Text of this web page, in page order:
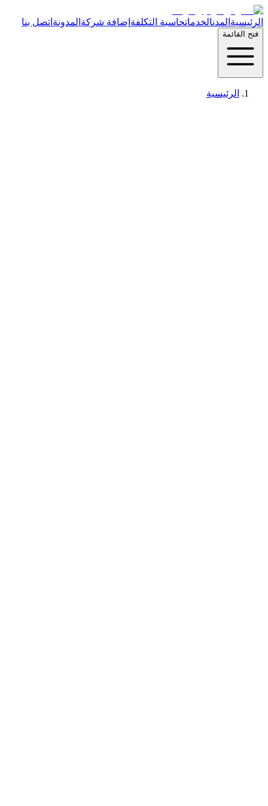
الرئيسية المدنالخدماتحاسبة التكلفة إضافة شركة المدونة اتصل بنا
فتح القائمة
الرئيسية